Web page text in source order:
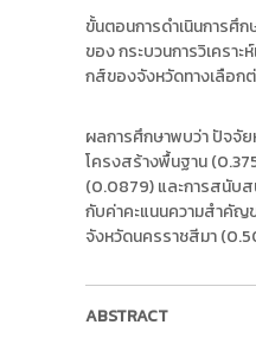
ง
ข้
อ
ล
ง
า
น
จั
ย
ขั้นตอนการดำเนินการศึ
ของ กระบวนการวิเครา
กส์ของจังหวัดทางเลือก
ผลการศึกษาพบว่า ปัจจั
โครงสร้างพื้นฐาน
(0.0879) และการสนับ
กับค่าคะแนนความสำคัญ
จังหวัดนครราชสีมา
ABSTRACT